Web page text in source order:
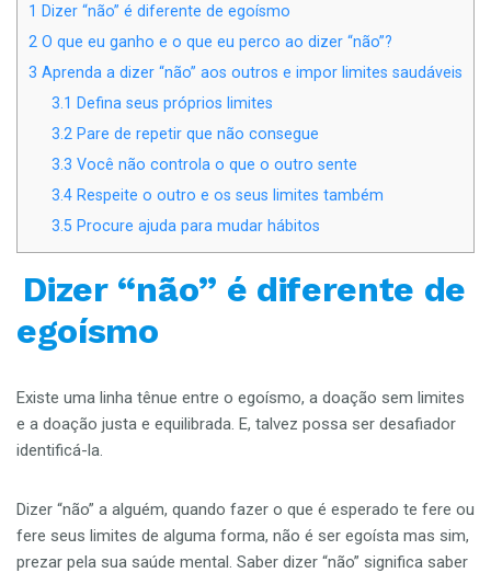
1 Dizer “não” é diferente de egoísmo
2 O que eu ganho e o que eu perco ao dizer “não”?
3 Aprenda a dizer “não” aos outros e impor limites saudáveis
3.1 Defina seus próprios limites
3.2 Pare de repetir que não consegue
3.3 Você não controla o que o outro sente
3.4 Respeite o outro e os seus limites também
3.5 Procure ajuda para mudar hábitos
Dizer “não” é diferente de
egoísmo
Existe uma linha tênue entre o egoísmo, a doação sem limites
e a doação justa e equilibrada. E, talvez possa ser desafiador
identificá-la.
Dizer “não” a alguém, quando fazer o que é esperado te fere ou
fere seus limites de alguma forma, não é ser egoísta mas sim,
prezar pela sua saúde mental. Saber dizer “não” significa saber